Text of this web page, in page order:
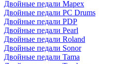
Двойные педали Mapex
Двойные педали PC Drums
Двойные педали PDP
Двойные педали Pearl
Двойные педали Roland
Двойные педали Sonor
Двойные педали Tama